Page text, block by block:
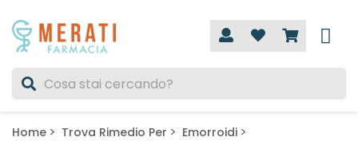
Home Trova Rimedio Per
Emorroidi